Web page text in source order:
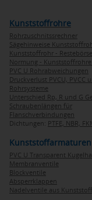
Kunststoffrohre
Rohrzuschnitssrechner
Sägehinweise
Kunststoffrohr - Restebörse
Normung -
PVC U Rohrabweichungen
Druckverlust PVCU, PVCC
Rohrsysteme
Unterschied Rp, R und G
Schraubenlängen für
Flanschverbindungen
Dichtungen: PTFE, NBR,
Kunststoffarmaturen
PVC U Transparent
Membranventile
Blockventile
Absperrklappen
Nadelventile aus Kunststoff